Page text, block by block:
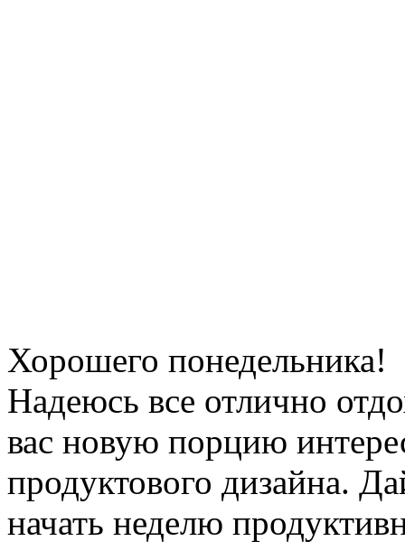
Хорошего понедельника!
Надеюсь все отлично
вас новую порцию
продуктового дизайна.
начать неделю